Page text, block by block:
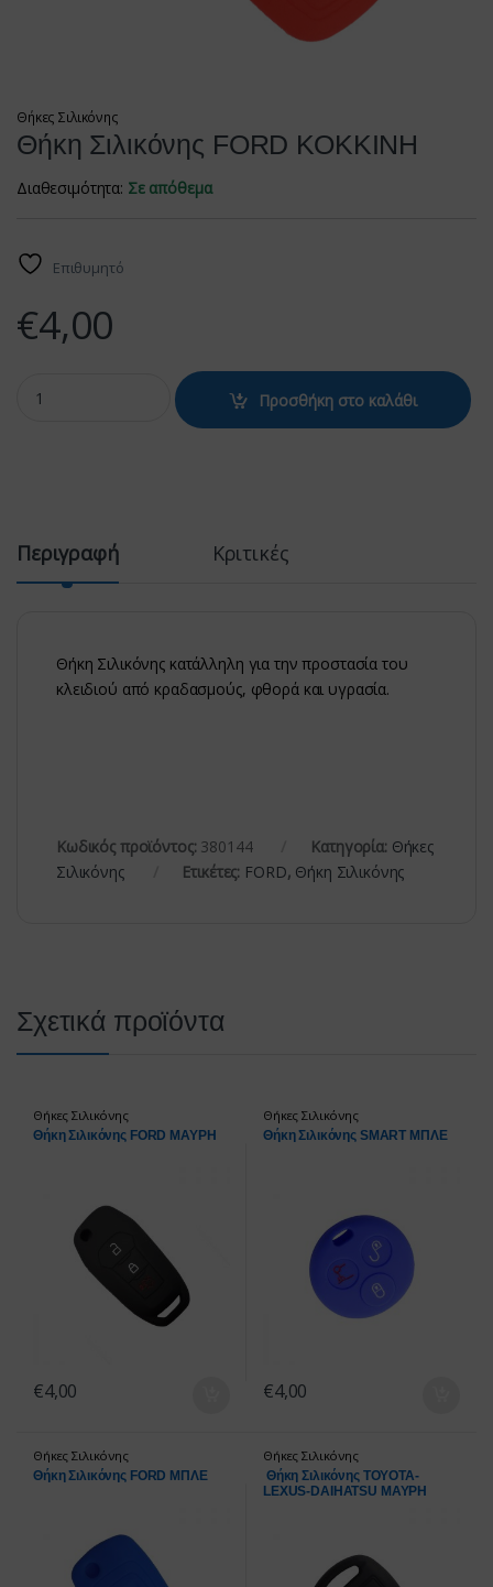
Θήκες Σιλικόνης
Θήκη Σιλικόνης FORD ΚΟΚΚΙΝΗ
Διαθεσιμότητα: Σε απόθεμα
Επιθυμητό
€4,00
Θήκη Σιλικόνης FORD ΚΟΚΚΙΝΗ quantity
Προσθήκη στο καλάθι
Περιγραφή Κριτικές
Θήκη Σιλικόνης κατάλληλη για την προστασία του
κλειδιού από κραδασμούς, φθορά και υγρασία.
Κωδικός προϊόντος: 380144 Κατηγορία: Θήκες
Σιλικόνης
Ετικέτες: FORD, Θήκη Σιλικόνης
Σχετικά προϊόντα
Θήκες Σιλικόνης
Θήκη Σιλικόνης FORD ΜΑΥΡΗ
€4,00
Θήκες Σιλικόνης
Θήκη Σιλικόνης SMART ΜΠΛΕ
€4,00
Θήκες Σιλικόνης
Θήκη Σιλικόνης FORD ΜΠΛΕ
Θήκες Σιλικόνης
Θήκη Σιλικόνης TOYOTA-
LEXUS-DAIHATSU ΜΑΥΡΗ